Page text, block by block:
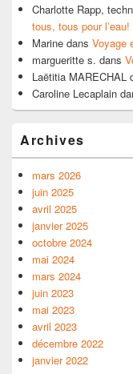
Charlotte Rapp,
tous, tous pour
Marine dans Voyage
margueritte s. dans
Laëtitia MARECHAL
Caroline Lecaplain
Archives
mars 2026
juin 2025
avril 2025
janvier 2025
octobre 2024
mai 2024
mars 2024
juin 2023
mai 2023
avril 2023
décembre 2022
janvier 2022